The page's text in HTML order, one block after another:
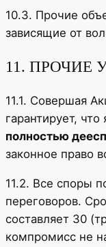
10.3. Прочие
зависящие от
11. ПРОЧИЕ
11.1. Совершая
гарантирует, что
полностью
законное право
11.2. Все споры
переговоров.
составляет 30
компромисс не